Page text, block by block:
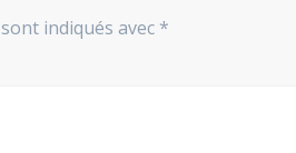
indiqués avec *